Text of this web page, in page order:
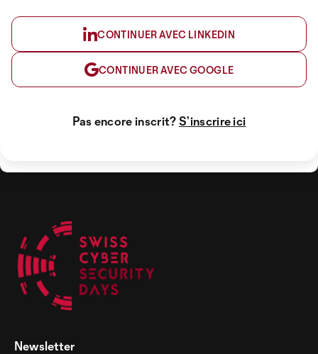
CONTINUER AVEC LINKEDIN
CONTINUER AVEC GOOGLE
Pas encore inscrit?S’inscrire ici
Newsletter